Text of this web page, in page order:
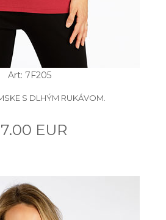
Art: 7F205
S DLHÝM RUKÁVOM.
EUR